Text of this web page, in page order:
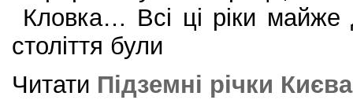
Кловка… Всі ці ріки
століття були
Читати Підземні річки Києва